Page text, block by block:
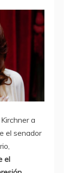
a
el senador
el